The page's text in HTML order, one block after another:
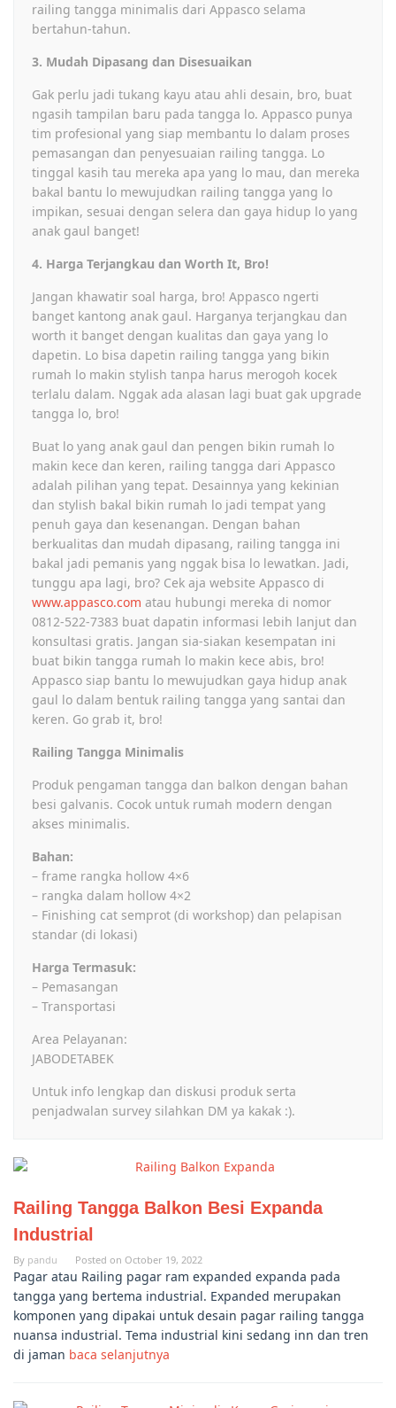
railing tangga minimalis dari Appasco selama
bertahun-tahun.
3. Mudah Dipasang dan Disesuaikan
Gak perlu jadi tukang kayu atau ahli desain, bro, buat
ngasih tampilan baru pada tangga lo. Appasco punya
tim profesional yang siap membantu lo dalam proses
pemasangan dan penyesuaian railing tangga. Lo
tinggal kasih tau mereka apa yang lo mau, dan mereka
bakal bantu lo mewujudkan railing tangga yang lo
impikan, sesuai dengan selera dan gaya hidup lo yang
anak gaul banget!
4. Harga Terjangkau dan Worth It, Bro!
Jangan khawatir soal harga, bro! Appasco ngerti
banget kantong anak gaul. Harganya terjangkau dan
worth it banget dengan kualitas dan gaya yang lo
dapetin. Lo bisa dapetin railing tangga yang bikin
rumah lo makin stylish tanpa harus merogoh kocek
terlalu dalam. Nggak ada alasan lagi buat gak upgrade
tangga lo, bro!
Buat lo yang anak gaul dan pengen bikin rumah lo
makin kece dan keren, railing tangga dari Appasco
adalah pilihan yang tepat. Desainnya yang kekinian
dan stylish bakal bikin rumah lo jadi tempat yang
penuh gaya dan kesenangan. Dengan bahan
berkualitas dan mudah dipasang, railing tangga ini
bakal jadi pemanis yang nggak bisa lo lewatkan. Jadi,
tunggu apa lagi, bro? Cek aja website Appasco di
www.appasco.com atau hubungi mereka di nomor
0812-522-7383 buat dapatin informasi lebih lanjut dan
konsultasi gratis. Jangan sia-siakan kesempatan ini
buat bikin tangga rumah lo makin kece abis, bro!
Appasco siap bantu lo mewujudkan gaya hidup anak
gaul lo dalam bentuk railing tangga yang santai dan
keren. Go grab it, bro!
Railing Tangga Minimalis
Produk pengaman tangga dan balkon dengan bahan
besi galvanis. Cocok untuk rumah modern dengan
akses minimalis.
Bahan:
– frame rangka hollow 4×6
– rangka dalam hollow 4×2
– Finishing cat semprot (di workshop) dan pelapisan
standar (di lokasi)
Harga Termasuk:
– Pemasangan
– Transportasi
Area Pelayanan:
JABODETABEK
Untuk info lengkap dan diskusi produk serta
penjadwalan survey silahkan DM ya kakak :).
Railing Tangga Balkon Besi Expanda
Industrial
By pandu Posted on October 19, 2022
Pagar atau Railing pagar ram expanded expanda pada
tangga yang bertema industrial. Expanded merupakan
komponen yang dipakai untuk desain pagar railing tangga
nuansa industrial. Tema industrial kini sedang inn dan tren
di jaman baca selanjutnya